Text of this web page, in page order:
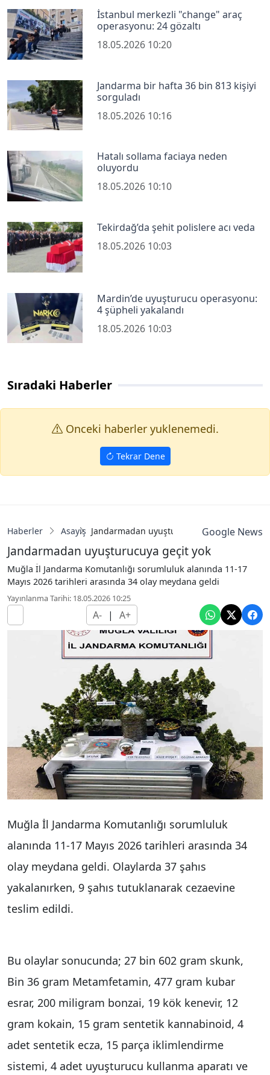
İstanbul merkezli "change" araç
operasyonu: 24 gözaltı
18.05.2026 10:20
Jandarma bir hafta 36 bin 813 kişiyi
sorguladı
18.05.2026 10:16
Hatalı sollama faciaya neden
oluyordu
18.05.2026 10:10
Tekirdağ’da şehit polislere acı veda
18.05.2026 10:03
Mardin’de uyuşturucu operasyonu:
4 şüpheli yakalandı
18.05.2026 10:03
Sıradaki Haberler
Onceki haberler yuklenemedi.
Tekrar Dene
Haberler Asayiş Jandarmadan uyuşturucuya geçit yok
Google News
Jandarmadan uyuşturucuya geçit yok
Muğla İl Jandarma Komutanlığı sorumluluk alanında 11-17
Mayıs 2026 tarihleri arasında 34 olay meydana geldi
Yayınlanma Tarihi: 18.05.2026 10:25
A- | A+
Muğla İl Jandarma Komutanlığı sorumluluk
alanında 11-17 Mayıs 2026 tarihleri arasında 34
olay meydana geldi. Olaylarda 37 şahıs
yakalanırken, 9 şahıs tutuklanarak cezaevine
teslim edildi.
Bu olaylar sonucunda; 27 bin 602 gram skunk,
Bin 36 gram Metamfetamin, 477 gram kubar
esrar, 200 miligram bonzai, 19 kök kenevir, 12
gram kokain, 15 gram sentetik kannabinoid, 4
adet sentetik ecza, 15 parça iklimlendirme
sistemi, 4 adet uyuşturucu kullanma aparatı ve